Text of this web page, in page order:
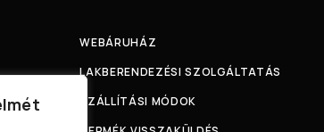
WEBÁRUHÁZ
LAKBERENDEZÉSI SZOLGÁLTATÁS
SZÁLLÍTÁSI MÓDOK